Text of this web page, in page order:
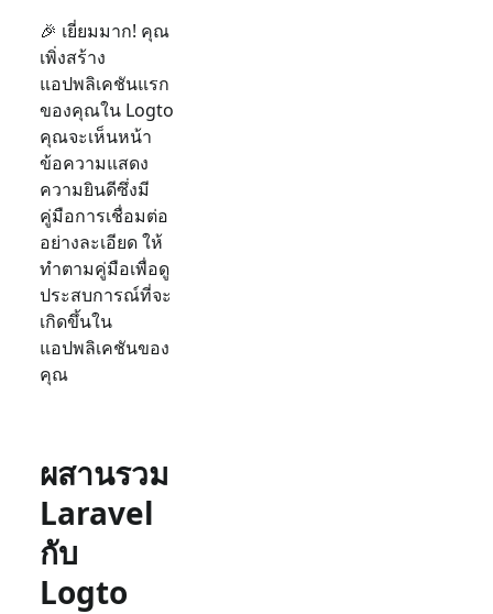
🎉 เยี่ยมมาก! คุณ
เพิ่งสร้าง
แอปพลิเคชันแรก
ของคุณใน Logto
คุณจะเห็นหน้า
ข้อความแสดง
ความยินดีซึ่งมี
คู่มือการเชื่อมต่อ
อย่างละเอียด ให้
ทำตามคู่มือเพื่อดู
ประสบการณ์ที่จะ
เกิดขึ้นใน
แอปพลิเคชันของ
คุณ
ผสานรวม
Laravel
กับ
Logto